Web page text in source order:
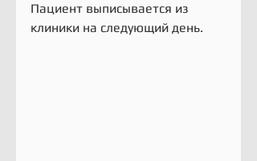
Пациент выписывается из
клиники на следующий день.